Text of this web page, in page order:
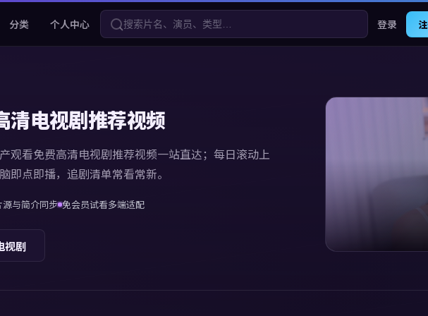
分类 个人中心 登录
清电视剧推荐视频
观看免费高清电视剧推荐视频一站直达；每日滚动上
即点即播，追剧清单常看常新。
源与简介同步 免会员试看多端适配
视剧